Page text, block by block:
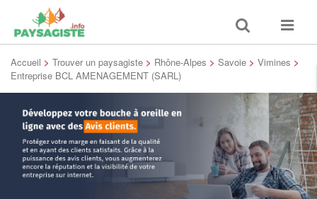
Toggle
search
Toggle
Accueil > Trouver un paysagiste > Rhône-Alpes > Savoie > Vimines >
Entreprise BCL AMENAGEMENT (SARL)